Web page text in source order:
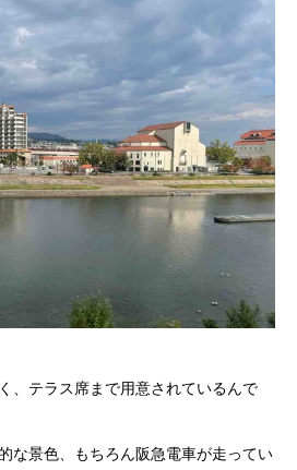
、テラス席まで用意されているんで
な景色、もちろん阪急電車が走ってい